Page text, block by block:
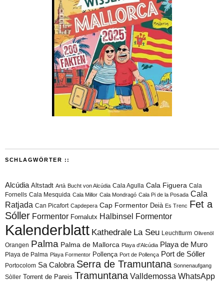
SCHLAGWÖRTER ::
Alcúdia Altstadt Artà Bucht von Alcúdia Cala Agulla Cala Figuera Cala
Fornells Cala Mesquida Cala Millor Cala Mondragó Cala Pi de la Posada Cala
Ratjada Can Picafort Capdepera Cap Formentor Deià Es Trenc Fet a
Sóller Formentor Fornalutx Halbinsel Formentor
Kalenderblatt Kathedrale La Seu Leuchtturm Olivenöl
Orangen Palma Palma de Mallorca Playa d'Alcúdia Playa de Muro
Playa de Palma Playa Formentor Pollença Port de Pollença Port de Sóller
Portocolom Sa Calobra Serra de Tramuntana Sonnenaufgang
Sòller Torrent de Pareis Tramuntana Valldemossa WhatsApp